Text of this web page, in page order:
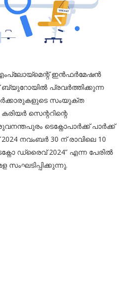
എംപ്ലോയ്മെന്റ് ഇൻഫർമേഷൻ
പ്രവർത്തിക്കുന്ന
സംയുക്ത
സെന്ററിന്റെ
ടെക്നോപാർക്ക് പാർക്ക്
നവംബർ 30 ന് രാവിലെ 10
ഡ്രൈവ് 2024” എന്ന പേരിൽ